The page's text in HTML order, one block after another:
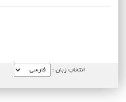
انتخاب زبان :